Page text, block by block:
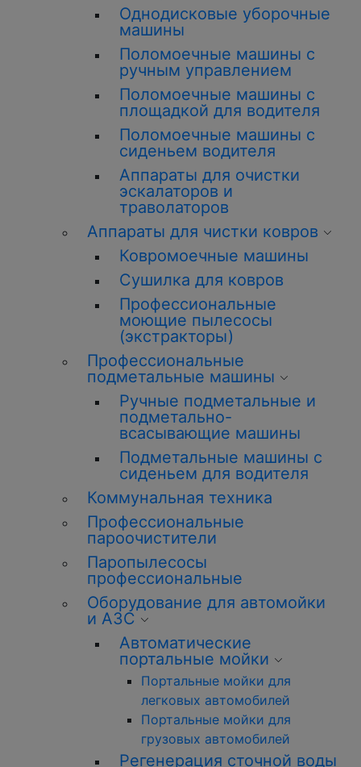
Однодисковые уборочные
машины
Поломоечные машины с
ручным управлением
Поломоечные машины с
площадкой для водителя
Поломоечные машины с
сиденьем водителя
Аппараты для очистки
эскалаторов и
траволаторов
Аппараты для чистки ковров
Ковромоечные машины
Сушилка для ковров
Профессиональные
моющие пылесосы
(экстракторы)
Профессиональные
подметальные машины
Ручные подметальные и
подметально-
всасывающие машины
Подметальные машины с
сиденьем для водителя
Коммунальная техника
Профессиональные
пароочистители
Паропылесосы
профессиональные
Оборудование для автомойки
и АЗС
Автоматические
портальные мойки
Портальные мойки для
легковых автомобилей
Портальные мойки для
грузовых автомобилей
Регенерация сточной воды